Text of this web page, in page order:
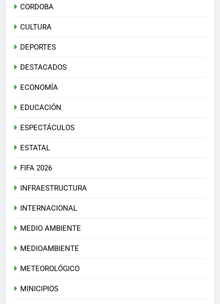
CORDOBA
CULTURA
DEPORTES
DESTACADOS
ECONOMÍA
EDUCACIÓN
ESPECTÁCULOS
ESTATAL
FIFA 2026
INFRAESTRUCTURA
INTERNACIONAL
MEDIO AMBIENTE
MEDIOAMBIENTE
METEOROLÓGICO
MINICIPIOS